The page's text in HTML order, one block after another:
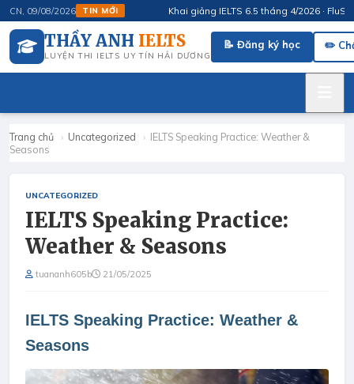
CN, 09/08/2026 TIN MỚI Khai giảng IELTS 6.5 tháng 4/2026 ·
THẦY ANH IELTS
LUYỆN THI IELTS UY TÍN HẢI DƯƠNG
📝 Đăng ký học ✏️
Trang chủ › Uncategorized › IELTS Speaking Practice: Weather &
Seasons
UNCATEGORIZED
IELTS Speaking Practice:
Weather & Seasons
tuananh605b 21/05/2025
IELTS Speaking Practice: Weather &
Seasons